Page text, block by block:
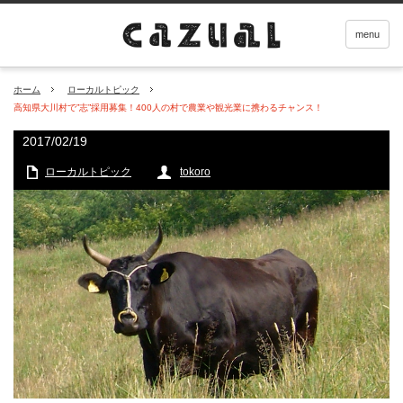
menu
ホーム
ローカルトピック
高知県大川村で”志”採用募集！400人の村で農業や観光業に携わるチャンス！
2017/02/19
ローカルトピック tokoro